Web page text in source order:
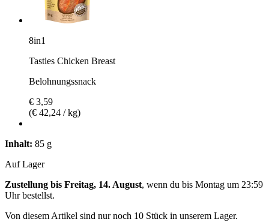
8in1
Tasties Chicken Breast
Belohnungssnack
€ 3,59
(€ 42,24 / kg)
Inhalt: 85 g
Auf Lager
Zustellung bis Freitag, 14. August, wenn du bis Montag um 23:59
Uhrbestellst.
Von diesem Artikel sind nur noch 10 Stück in unserem Lager.